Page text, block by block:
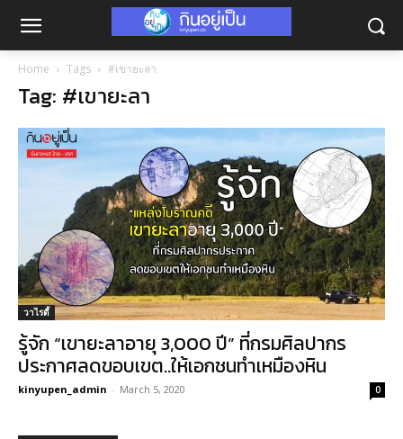
Home Tags #เขายะลา
Tag: #เขายะลา
วาไรตี้
รู้จัก “เขายะลาอายุ 3,000 ปี” ที่กรมศิลปากร
ประกาศลดขอบเขต..ให้เอกชนทำเหมืองหิน
kinyupen_admin - March 5, 2020 0